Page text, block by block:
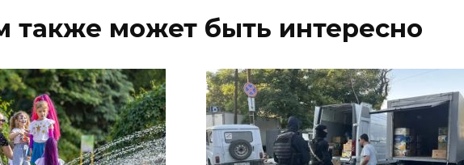
также может быть интересно